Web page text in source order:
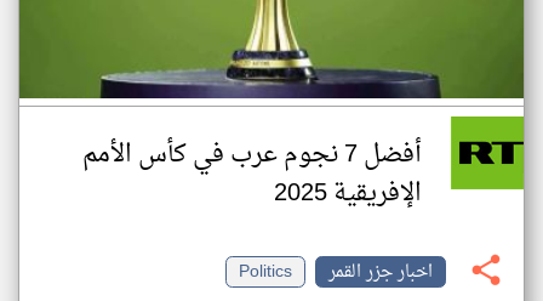
أفضل 7 نجوم عرب في كأس الأمم
الإفريقية 2025
اخبار جزر القمر
Politics